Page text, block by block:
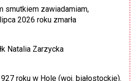
smutkiem zawiadamiam,
2026 roku zmarła
Natalia Zarzycka
roku w Hole (woj. białostockie).